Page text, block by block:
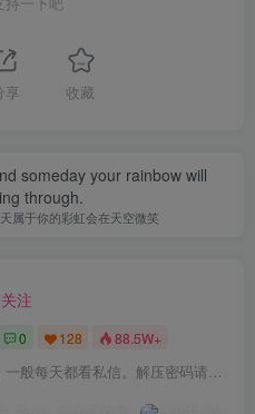
塞 [40P-594MB]
小礼服[10P-105.2M]
享 收藏
someday your rainbow will
through.
属于你的彩虹会在天空微笑
关注
0 128 88.5W+
有问题请私信我，一般每天都看私信。解压密码请一律以下载按钮旁边的为准！